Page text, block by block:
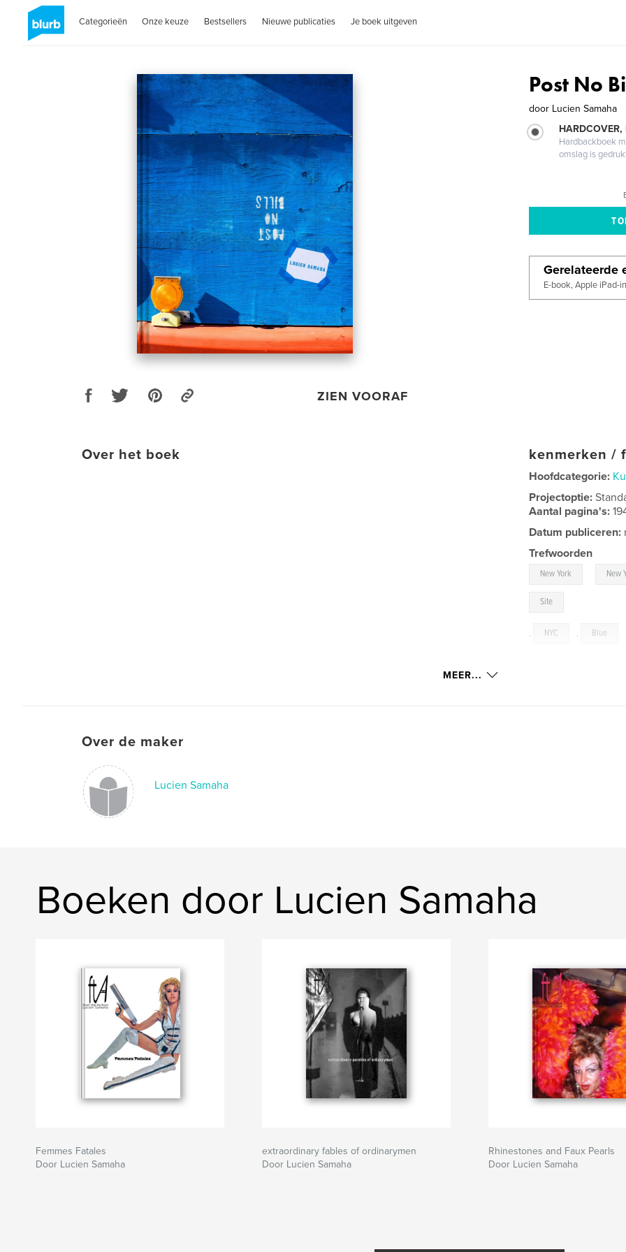
Categorieën Onze keuze Bestsellers Nieuwe publicaties Je boek uitgeven
ZIEN VOORAF
Post No
door Lucien Samaha
Hardbackboek
omslag is
Gerelateerde
E-book, Apple iPad-
Over het boek kenmerken /
Hoofdcategorie:
Projectoptie:
Aantal pagina's:
Datum publiceren:
Trefwoorden
New York New
Site
, NYC , Blue
MEER...
Over de maker
Lucien Samaha
Boeken door Lucien Samaha
Femmes Fatales
Door Lucien Samaha
extraordinary fables of ordinarymen
Door Lucien Samaha
Rhinestones and Faux Pearls
Door Lucien Samaha